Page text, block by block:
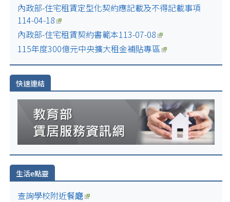
內政部-住宅租賃定型化契約應記載及不得記載事項
114-04-18
內政部-住宅租賃契約書範本113-07-08
115年度300億元中央擴大租金補貼專區
快速連結
生活e點靈
查詢學校附近餐廰